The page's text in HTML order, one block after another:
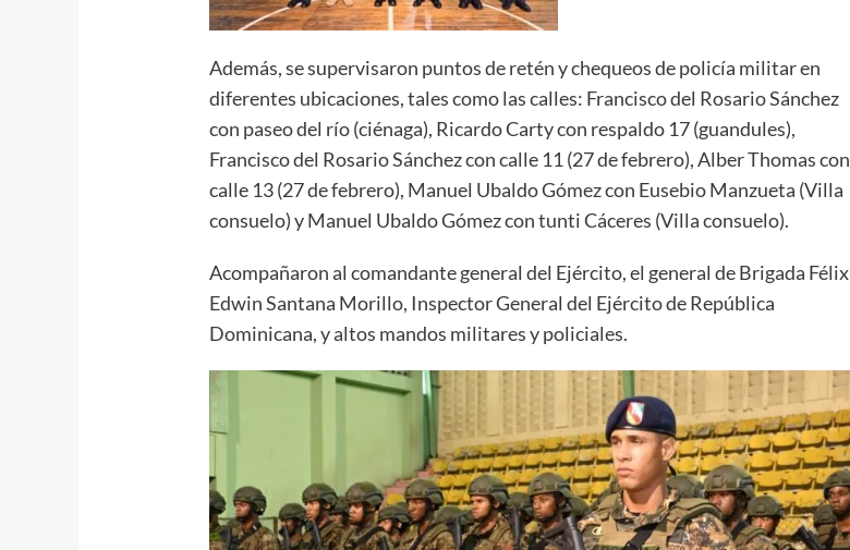
Además, se supervisaron puntos de retén y chequeos de policía militar en
diferentes ubicaciones, tales como las calles: Francisco del Rosario Sánchez
con paseo del río (ciénaga), Ricardo Carty con respaldo 17 (guandules),
Francisco del Rosario Sánchez con calle 11 (27 de febrero), Alber Thomas con
calle 13 (27 de febrero), Manuel Ubaldo Gómez con Eusebio Manzueta (Villa
consuelo) y Manuel Ubaldo Gómez con tunti Cáceres (Villa consuelo).
Acompañaron al comandante general del Ejército, el general de Brigada Félix
Edwin Santana Morillo, Inspector General del Ejército de República
Dominicana, y altos mandos militares y policiales.